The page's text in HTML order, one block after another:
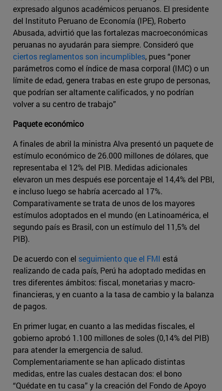
expresado algunos académicos peruanos. El presidente
del Instituto Peruano de Economía (IPE), Roberto
Abusada, advirtió que las fortalezas macroeconómicas
peruanas no ayudarán para siempre. Consideró que
ciertos reglamentos son incumplibles, pues “poner
parámetros como el índice de masa corporal (IMC) o un
límite de edad, genera trabas en este grupo de personas,
que podrían ser altamente calificados, y no podrían
volver a su centro de trabajo”
Paquete económico
A finales de abril la ministra Alva presentó un paquete de
estímulo económico de 26.000 millones de dólares, que
representaba el 12% del PIB. Medidas adicionales
elevaron un mes después ese porcentaje el 14,4% del PBI,
e incluso luego se habría acercado al 17%.
Comparativamente se trata de unos de los mayores
estímulos adoptados en el mundo (en Latinoamérica, el
segundo país es Brasil, con un estímulo del 11,5% del
PIB).
De acuerdo con el seguimiento que el FMI está
realizando de cada país, Perú ha adoptado medidas en
tres diferentes ámbitos: fiscal, monetarias y macro-
financieras, y en cuanto a la tasa de cambio y la balanza
de pagos.
En primer lugar, en cuanto a las medidas fiscales, el
gobierno aprobó 1.100 millones de soles (0,14% del PIB)
para atender la emergencia de salud.
Complementariamente se han aplicado distintas
medidas, entre las cuales destacan dos: el bono
“Quédate en tu casa” y la creación del Fondo de Apoyo